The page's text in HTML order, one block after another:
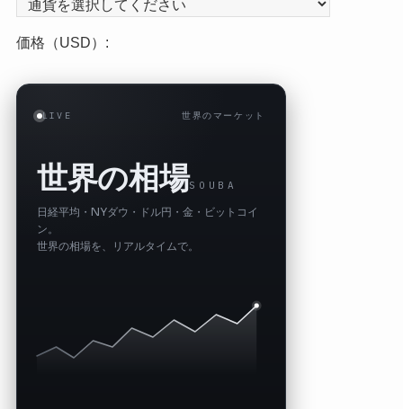
価格（USD）:
LIVE 世界のマーケット
世界の相場SOUBA
日経平均・NYダウ・ドル円・金・ビットコイ
ン。
世界の相場を、リアルタイムで。